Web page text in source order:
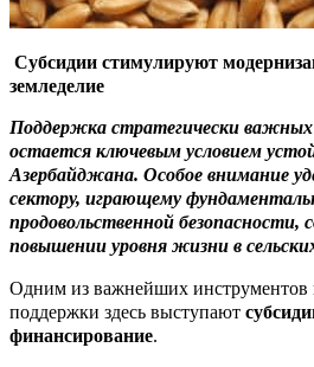
Субсидии стимулируют
земледелие
Поддержка стратегически важных
остается ключевым условием
Азербайджана. Особое внимание
сектору, играющему
продовольственной безопасности,
повышении уровня жизни в
Одним из важнейших инструментов
поддержки здесь выступают
финансирование.